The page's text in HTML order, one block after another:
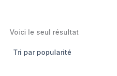
Voici le seul résultat